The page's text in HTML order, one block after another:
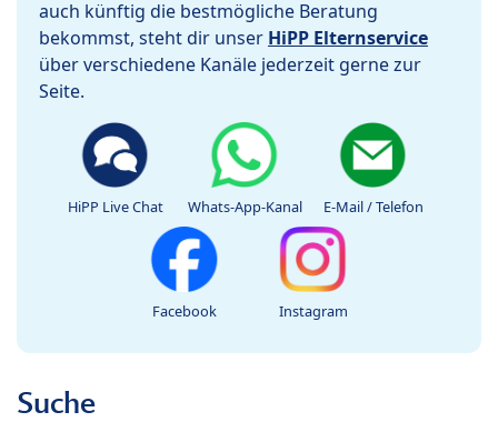
auch künftig die bestmögliche Beratung
bekommst, steht dir unser HiPP Elternservice
über verschiedene Kanäle jederzeit gerne zur
Seite.
HiPP Live Chat Whats-App-Kanal E-Mail / Telefon
Facebook Instagram
Suche